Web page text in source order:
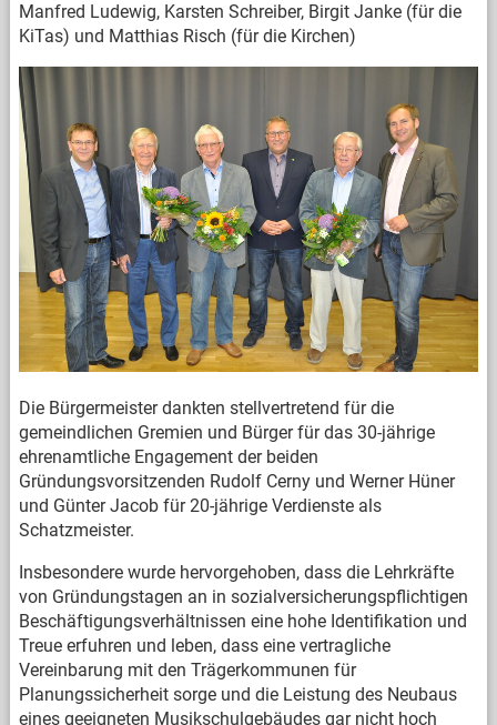
Manfred Ludewig, Karsten Schreiber, Birgit Janke (für die
KiTas) und Matthias Risch (für die Kirchen)
Die Bürgermeister dankten stellvertretend für die
gemeindlichen Gremien und Bürger für das 30-jährige
ehrenamtliche Engagement der beiden
Gründungsvorsitzenden Rudolf Cerny und Werner Hüner
und Günter Jacob für 20-jährige Verdienste als
Schatzmeister.
Insbesondere wurde hervorgehoben, dass die Lehrkräfte
von Gründungstagen an in sozialversicherungspflichtigen
Beschäftigungsverhältnissen eine hohe Identifikation und
Treue erfuhren und leben, dass eine vertragliche
Vereinbarung mit den Trägerkommunen für
Planungssicherheit sorge und die Leistung des Neubaus
eines geeigneten Musikschulgebäudes gar nicht hoch